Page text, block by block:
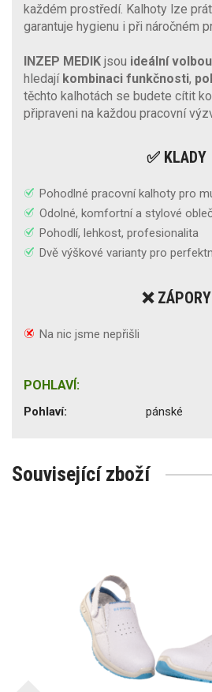
každém prostředí. Kalhoty lze prát
garantuje hygienu i při náročném
INZEP MEDIK jsou ideální volbou
hledají kombinaci funkčnosti,
těchto kalhotách se budete cítit
připraveni na každou pracovní
✅ KLADY
Pohodlné pracovní kalhoty pro
Odolné, komfortní a stylové
Pohodlí, lehkost, profesionalita
Dvě výškové varianty pro
❌ ZÁPORY
Na nic jsme nepřišli
POHLAVÍ:
Pohlaví: pánské
Související zboží